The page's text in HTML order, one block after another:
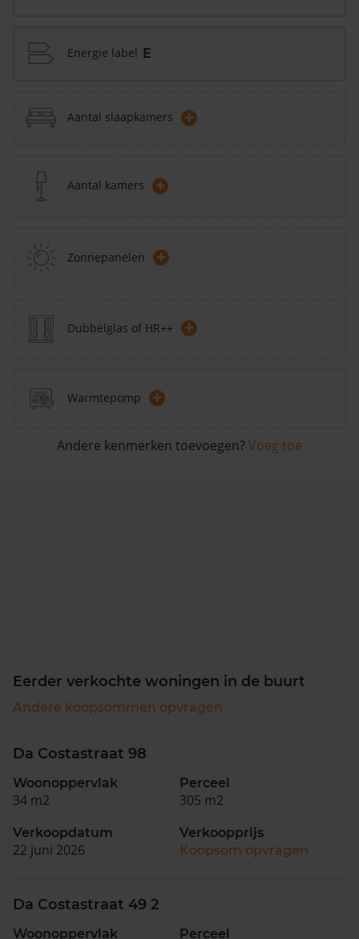
Energie label E
Aantal slaapkamers +
Aantal kamers +
Zonnepanelen +
Dubbelglas of HR++ +
Warmtepomp +
Andere kenmerken toevoegen? Voeg toe
Eerder verkochte woningen in de buurt
Andere koopsommen opvragen
Da Costastraat 98
Woonoppervlak
34 m2
Perceel
305 m2
Verkoopdatum
22 juni 2026
Verkoopprijs
Koopsom opvragen
Da Costastraat 49 2
Woonoppervlak Perceel